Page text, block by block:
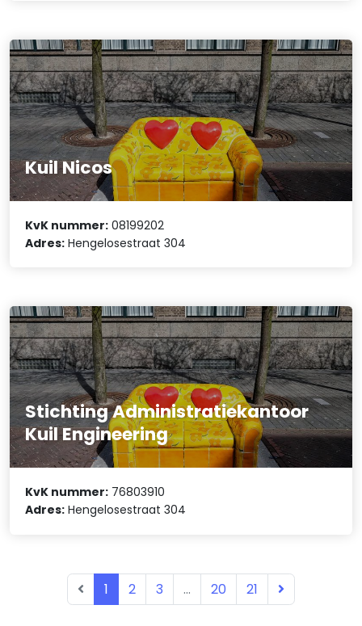
Kuil Nicos
KvK nummer: 08199202
Adres: Hengelosestraat 304
Stichting Administratiekantoor
Kuil Engineering
KvK nummer: 76803910
Adres: Hengelosestraat 304
1 2 3 ... 20 21